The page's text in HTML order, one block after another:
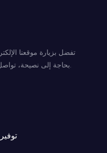
تفضل بزيارة موقعنا
بحاجة إلى نصيحة، تواصل معنا. سنبذل قصارى جهدنا لمساعدتك.